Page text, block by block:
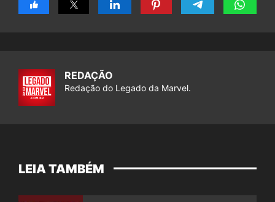
REDAÇÃO
Redação do Legado da Marvel.
LEIA TAMBÉM